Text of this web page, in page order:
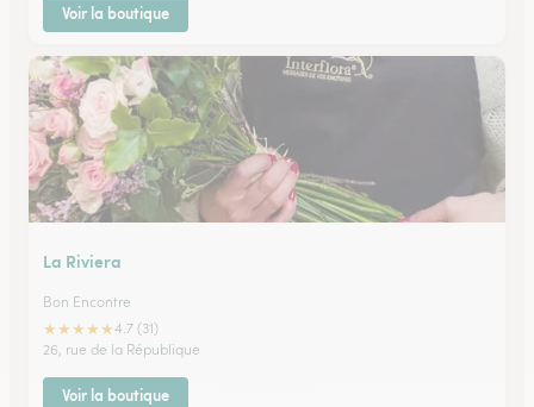
Voir la boutique
La Riviera
Bon Encontre
★★★★★4.7 (31)
26, rue de la République
Voir la boutique